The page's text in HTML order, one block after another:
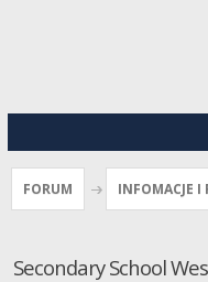
FORUM INFOMACJE I
Secondary School